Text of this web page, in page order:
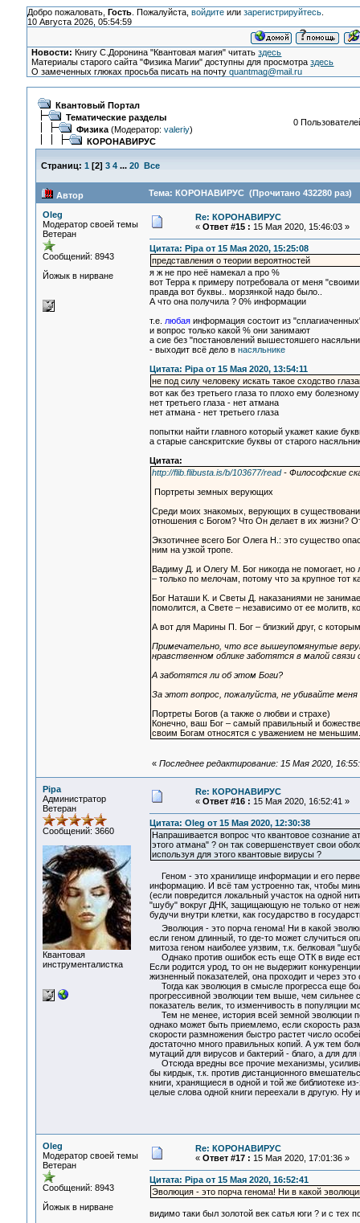
Добро пожаловать, Гость. Пожалуйста, войдитеили зарегистрируйтесь.
10 Августа 2026, 05:54:59
Новости: Книгу С.Доронина "Квантовая магия" читатьздесь
Материалы старого сайта "Физика Магии" доступны для просмотраздесь
О замеченных глюках просьба писать на почтуquantmag@mail.ru
Квантовый Портал
Тематические разделы
Физика(Модератор: valeriy)
КОРОНАВИРУС
0
Страниц: 1 [2] 3 4 ... 20 Все
Автор Тема: КОРОНАВИРУС (Прочитано 432280 раз)
Oleg
Модератор своей темы
Ветеран
Сообщений: 8943
Йожык в нирване
Re: КОРОНАВИРУС
« Ответ #15 : 15 Мая 2020, 15:46:03 »
Цитата: Pipa от 15 Мая 2020, 15:25:08
представления о теории вероятностей
я ж не про неё намекал а про %
вот Терра к примеру потребовала от меня
правда вот буквы.. морзянкой надо было..
А что она получила ? 0% информации
т.е. любаяинформация состоит из
и вопрос только какой % они занимают
а сие без "постановлений вышестояшего
- выходит всё дело в насяльнике
Цитата: Pipa от 15 Мая 2020, 13:54:11
не под силу человеку искать такое сходство
вот как без третьего глаза то плохо ему
нет третьего глаза - нет атмана
нет атмана - нет третьего глаза
попытки найти главного который укажет какие
а старые санскритские буквы от старого
Цитата:
http://flib.flibusta.is/b/103677/read- Философские
Портреты земных верующих
Среди моих знакомых, верующих в
отношения с Богом? Что Он делает в их жизни?
Экзотичнее всего Бог Олега Н.: это существо
ним на узкой тропе.
Вадиму Д. и Олегу М. Бог никогда не помогает,
– только по мелочам, потому что за крупное тот
Бог Наташи К. и Светы Д. наказаниями не
помолится, а Свете – независимо от ее молитв,
А вот для Марины П. Бог – близкий друг, с
Примечательно, что все вышеупомянутые
нравственном облике заботятся в малой
А заботятся ли об этом Боги?
За этот вопрос, пожалуйста, не убивайте меня
Портреты Богов (а также о любви и страхе)
Конечно, ваш Бог – самый правильный и
своим Богам относятся с уважением не меньшим.
« Последнее редактирование: 15 Мая 2020,
Pipa
Администратор
Ветеран
Сообщений: 3660
Квантовая
инструменталистка
Re: КОРОНАВИРУС
« Ответ #16 : 15 Мая 2020, 16:52:41 »
Цитата: Oleg от 15 Мая 2020, 12:30:38
Напрашивается вопрос что квантовое сознание
этого атмана" ? он так совершенствует свои
используя для этого квантовые вирусы ?
Геном - это хранилище информации и его
информацию. И всё там устроенно так, чтобы
(если повредится локальный участок на одной
"шубу" вокруг ДНК, защищающую не только от
будучи внутри клетки, как государство в
Эволюция - это порча генома! Ни в какой
если геном длинный, то где-то может случиться
митоза геном наиболее уязвим, т.к. белковая
Однако против ошибок есть еще ОТК в виде
Если родится урод, то он не выдержит
жизненный показателей, она проходит и через
Тогда как эволюция в смысле прогресса еще
прогрессивной эволюции тем выше, чем сильнее
показатель велик, то изменчивость в популяции
Тем не менее, история всей земной эволюции
однако может быть приемлемо, если скорость
скорости размножения быстро растет число
достаточно много правильных копий. А уж тем
мутаций для вирусов и бактерий - благо, а для для
Отсюда вредны все прочие механизмы,
бы кирдык, т.к. против дистанционного
книги, хранящиеся в одной и той же библиотеке
целые слова одной книги переехали в другую. Ну
Oleg
Модератор своей темы
Ветеран
Сообщений: 8943
Йожык в нирване
Re: КОРОНАВИРУС
« Ответ #17 : 15 Мая 2020, 17:01:36 »
Цитата: Pipa от 15 Мая 2020, 16:52:41
Эволюция - это порча генома! Ни в какой
видимо таки был золотой век сатья юги ? и с тех